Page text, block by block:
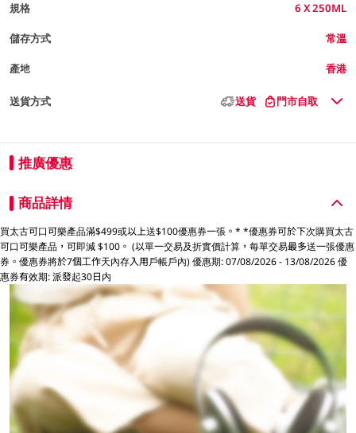
規格 6 X 250ML
儲存方式 常溫
產地 香港
送貨方式 送貨 門市自取
推廣優惠
商品詳情
買太古可口可樂產品滿$499或以上送$100優惠券一張。* *優惠券可於下次購買太古
可口可樂產品，可即減 $100。 (以單一交易及折實價計算，每單交易最多送一張優惠
券。優惠券將於7個工作天內存入用戶帳戶內) 優惠期: 07/08/2026 - 13/08/2026 優
惠券有效期: 派發起30日内